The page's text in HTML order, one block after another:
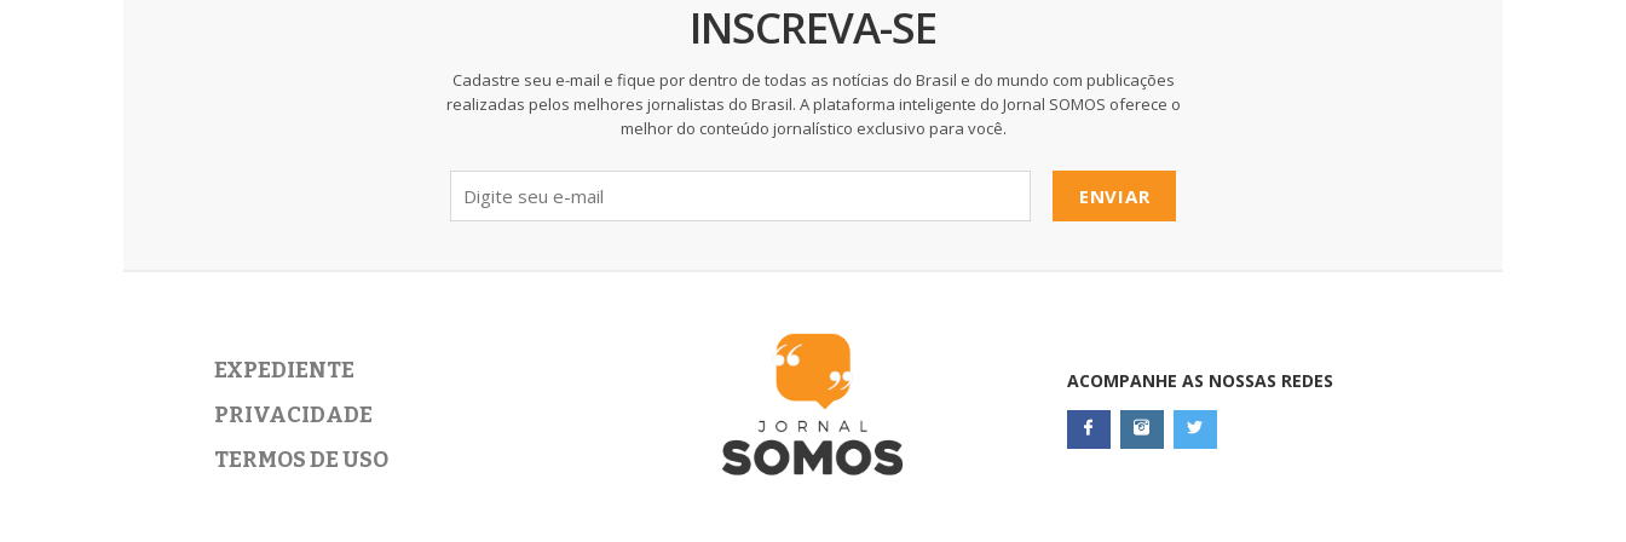
INSCREVA-SE
Cadastre seu e-mail e fique por dentro de todas as notícias do Brasil e do mundo com publicações
realizadas pelos melhores jornalistas do Brasil. A plataforma inteligente do Jornal SOMOS oferece o
melhor do conteúdo jornalístico exclusivo para você.
ENVIAR
EXPEDIENTE
PRIVACIDADE
TERMOS DE USO
ACOMPANHE AS NOSSAS REDES